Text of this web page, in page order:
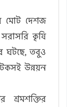
মোট দেশজ
কৃষি
ঘটছে, তবুও
উন্নয়ন
শ্রমশক্তির